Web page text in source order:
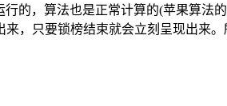
的，算法也是正常计算的(苹果算法
，只要锁榜结束就会立刻呈现出来